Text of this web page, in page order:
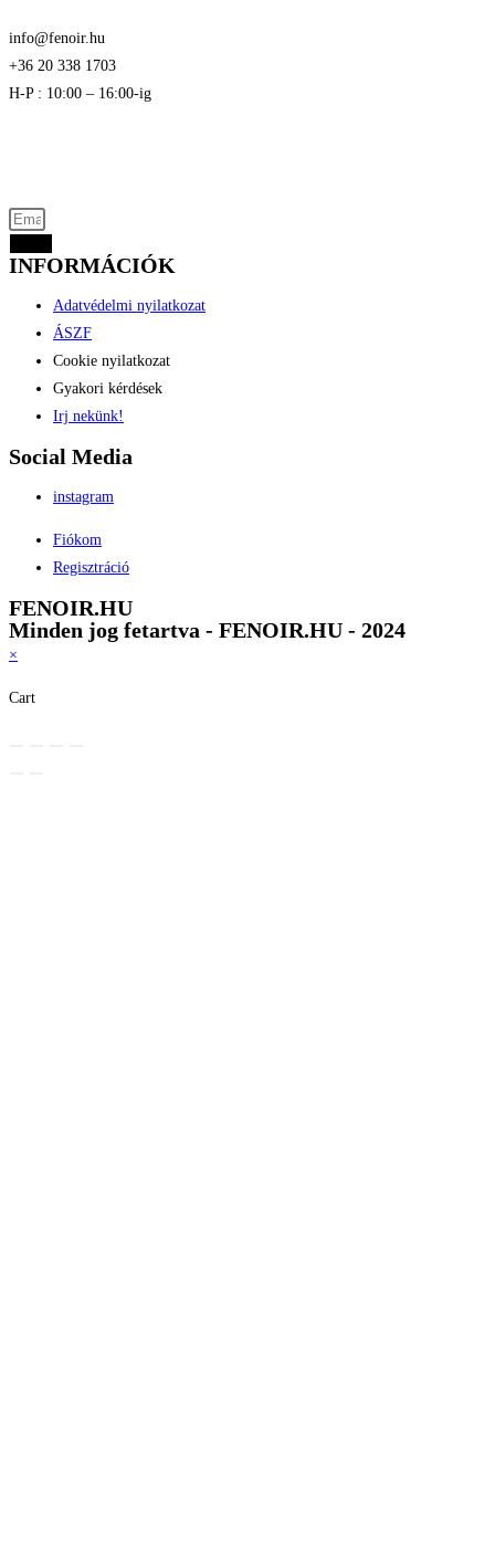
info@fenoir.hu
+36 20 338 1703
H-P : 10:00 – 16:00-ig
INFORMÁCIÓK
Adatvédelmi nyilatkozat
ÁSZF
Cookie nyilatkozat
Gyakori kérdések
Irj nekünk!
Social Media
instagram
Fiókom
Regisztráció
FENOIR.HU
Minden jog fetartva - FENOIR.HU - 2024
×
Cart